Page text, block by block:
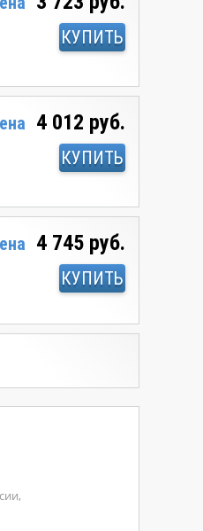
КУПИТЬ
4 012 руб.
КУПИТЬ
4 745 руб.
КУПИТЬ